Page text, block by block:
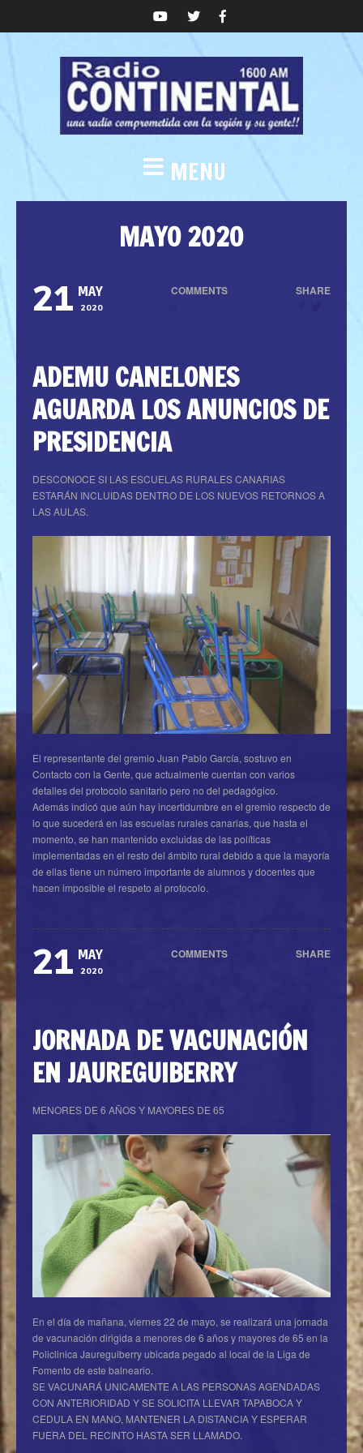
MENU
MAYO 2020
21 MAY
2020
COMMENTS SHARE
ADEMU CANELONES
AGUARDA LOS ANUNCIOS DE
PRESIDENCIA
DESCONOCE SI LAS ESCUELAS RURALES CANARIAS
ESTARÁN INCLUIDAS DENTRO DE LOS NUEVOS RETORNOS A
LAS AULAS.
El representante del gremio Juan Pablo García, sostuvo en
Contacto con la Gente, que actualmente cuentan con varios
detalles del protocolo sanitario pero no del pedagógico.
Además indicó que aún hay incertidumbre en el gremio respecto de
lo que sucederá en las escuelas rurales canarias, que hasta el
momento, se han mantenido excluidas de las políticas
implementadas en el resto del ámbito rural debido a que la mayoría
de ellas tiene un número importante de alumnos y docentes que
hacen imposible el respeto al protocolo.
21 MAY
2020
COMMENTS SHARE
JORNADA DE VACUNACIÓN
EN JAUREGUIBERRY
MENORES DE 6 AÑOS Y MAYORES DE 65
En el día de mañana, viernes 22 de mayo, se realizará una jornada
de vacunación dirigida a menores de 6 años y mayores de 65 en la
Policlinica Jaureguiberry ubicada pegado al local de la Liga de
Fomento de este balneario.
SE VACUNARÁ UNICAMENTE A LAS PERSONAS AGENDADAS
CON ANTERIORIDAD Y SE SOLICITA LLEVAR TAPABOCA Y
CEDULA EN MANO, MANTENER LA DISTANCIA Y ESPERAR
FUERA DEL RECINTO HASTA SER LLAMADO.